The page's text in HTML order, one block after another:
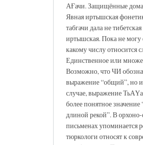
АҒачи. Защищённые
Явная иртышская
табгачи дала не
иртышская. Пока не могу
какому числу относится
Единственное или
Возможно, что ЧИ
выражение “общий”, но и
случае, выражение
более понятное
длиной рекой”. В
письменах упоминается
тюркологи относят к